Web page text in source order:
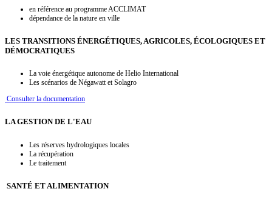
en référence au programme ACCLIMAT
dépendance de la nature en ville
LES TRANSITIONS ÉNERGÉTIQUES, AGRICOLES, ÉCOLOGIQUES ET
DÉMOCRATIQUES
La voie énergétique autonome de Helio International
Les scénarios de Négawatt et Solagro
Consulter la documentation
LA GESTION DE L'EAU
Les réserves hydrologiques locales
La récupération
Le traitement
SANTÉ ET ALIMENTATION